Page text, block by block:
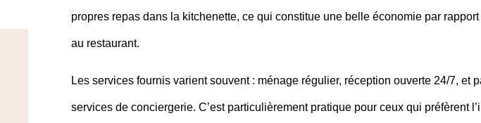
propres repas dans la kitchenette, ce qui constitue une belle économiepar rapport
au restaurant.
Les services fournisvarient souvent : ménage régulier, réception ouverte 24/7, et
services de conciergerie. C’est particulièrement pratique pour ceux qui préfèrent